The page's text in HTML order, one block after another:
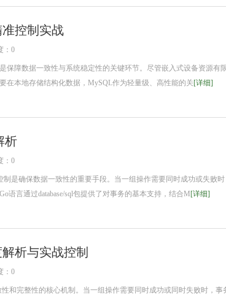
控制实战
：0
障数据一致性与系统稳定性的关键环节。尽管嵌入式设备资源有
在本地存储结构化数据，MySQL作为轻量级、高性能的关[详细]
析
：0
是确保数据一致性的重要手段。当一组操作需要同时成功或失败时
语言通过database/sql包提供了对事务的基本支持，结合M[详细]
析与实战控制
：0
完整性的核心机制。当一组操作需要同时成功或同时失败时，事